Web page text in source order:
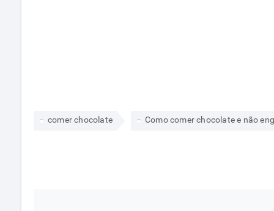
comer chocolate Como comer chocolate e não